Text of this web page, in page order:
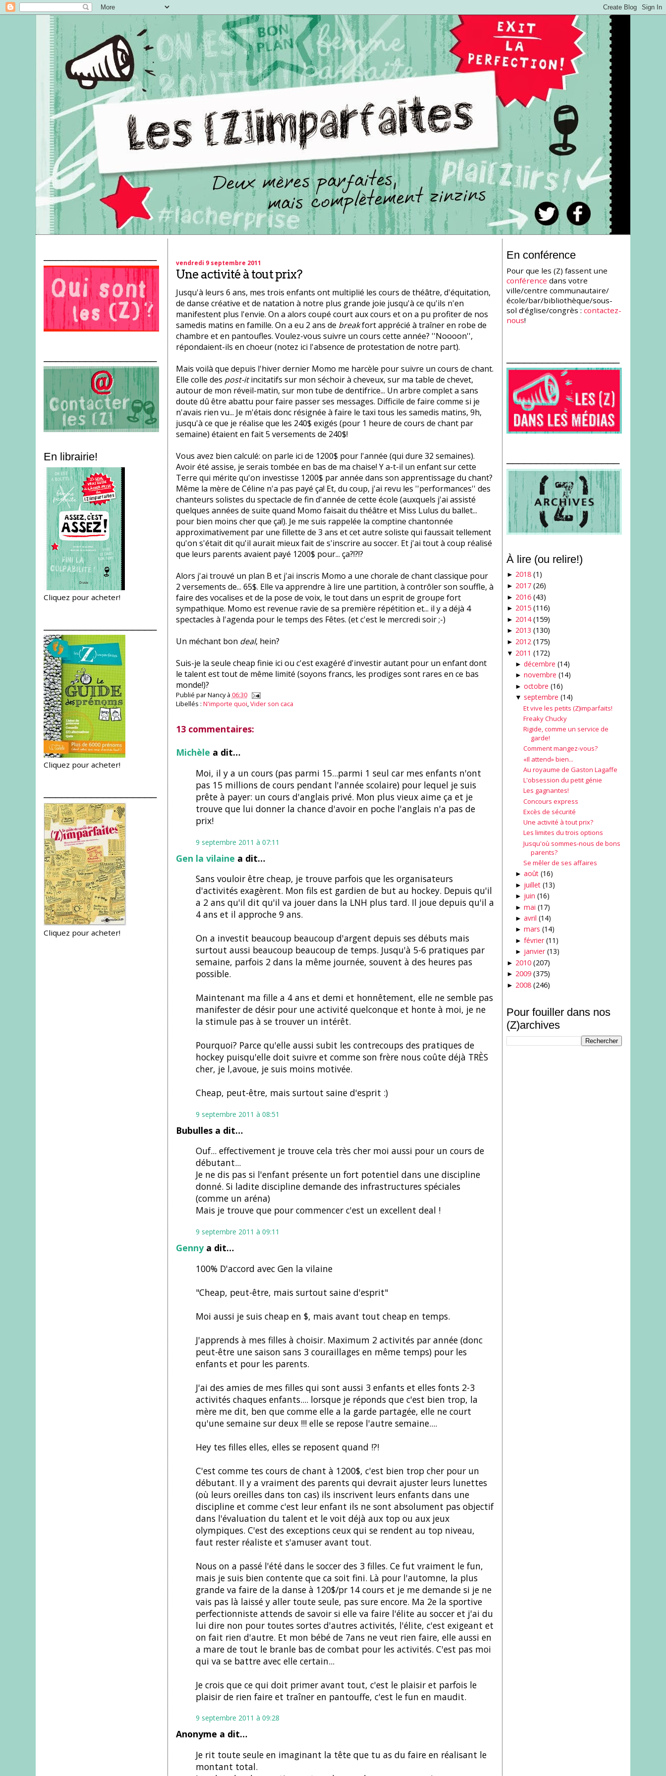
En librairie!
Cliquez pour acheter!
Cliquez pour acheter!
Cliquez pour acheter!
vendredi 9 septembre 2011
Une activité à tout prix?
Jusqu'à leurs 6 ans, mes trois enfants ont multiplié les cours de théâtre, d'équitation,
de danse créative et de natation à notre plus grande joie jusqu'à ce qu'ils n'en
manifestent plus l'envie. On a alors coupé court aux cours et on a pu profiter de nos
samedis matins en famille. On a eu 2 ans de breakfort apprécié à traîner en robe de
chambre et en pantoufles. Voulez-vous suivre un cours cette année? ''Noooon'',
répondaient-ils en choeur (notez ici l'absence de protestation de notre part).
Mais voilà que depuis l'hiver dernier Momo me harcèle pour suivre un cours de chant.
Elle colle des post-itincitatifs sur mon séchoir à cheveux, sur ma table de chevet,
autour de mon réveil-matin, sur mon tube de dentifrice... Un arbre complet a sans
doute dû être abattu pour faire passer ses messages. Difficile de faire comme si je
n'avais rien vu... Je m'étais donc résignée à faire le taxi tous les samedis matins, 9h,
jusqu'à ce que je réalise que les 240$ exigés (pour 1 heure de cours de chant par
semaine) étaient en fait 5 versements de 240$!
Vous avez bien calculé: on parle ici de 1200$ pour l'année (qui dure 32 semaines).
Avoir été assise, je serais tombée en bas de ma chaise! Y a-t-il un enfant sur cette
Terre qui mérite qu'on investisse 1200$ par année dans son apprentissage du chant?
Même la mère de Céline n'a pas payé ça! Et, du coup, j'ai revu les ''performances'' des
chanteurs solistes du spectacle de fin d'année de cette école (auxquels j'ai assisté
quelques années de suite quand Momo faisait du théâtre et Miss Lulus du ballet...
pour bien moins cher que ça!). Je me suis rappelée la comptine chantonnée
approximativement par une fillette de 3 ans et cet autre soliste qui faussait tellement
qu'on s'était dit qu'il aurait mieux fait de s'inscrire au soccer. Et j'ai tout à coup réalisé
que leurs parents avaient payé 1200$ pour... ça?!?!?
Alors j'ai trouvé un plan B et j'ai inscris Momo a une chorale de chant classique pour
2 versements de... 65$. Elle va apprendre à lire une partition, à contrôler son souffle, à
faire des vocalises et de la pose de voix, le tout dans un esprit de groupe fort
sympathique. Momo est revenue ravie de sa première répétition et... il y a déjà 4
spectacles à l'agenda pour le temps des Fêtes. (et c'est le mercredi soir ;-)
Un méchant bon deal, hein?
Suis-je la seule cheap finie ici ou c'est exagéré d'investir autant pour un enfant dont
le talent est tout de même limité (soyons francs, les prodiges sont rares en ce bas
monde!)?
Publié parNancy à 06:30
Libellés : N'importe quoi,Vider son caca
13 commentaires:
Michèle a dit…
Moi, il y a un cours (pas parmi 15...parmi 1 seul car mes enfants n'ont
pas 15 millions de cours pendant l'année scolaire) pour lequel je suis
prête à payer: un cours d'anglais privé. Mon plus vieux aime ça et je
trouve que lui donner la chance d'avoir en poche l'anglais n'a pas de
prix!
9 septembre 2011 à 07:11
Gen la vilaine a dit…
Sans vouloir être cheap, je trouve parfois que les organisateurs
d'activités exagèrent. Mon fils est gardien de but au hockey. Depuis qu'il
a 2 ans qu'il dit qu'il va jouer dans la LNH plus tard. Il joue depuis qu'il a
4 ans et il approche 9 ans.
On a investit beaucoup beaucoup d'argent depuis ses débuts mais
surtout aussi beaucoup beaucoup de temps. Jusqu'à 5-6 pratiques par
semaine, parfois 2 dans la même journée, souvent à des heures pas
possible.
Maintenant ma fille a 4 ans et demi et honnêtement, elle ne semble pas
manifester de désir pour une activité quelconque et honte à moi, je ne
la stimule pas à se trouver un intérêt.
Pourquoi? Parce qu'elle aussi subit les contrecoups des pratiques de
hockey puisqu'elle doit suivre et comme son frère nous coûte déjà TRÈS
cher, je l,avoue, je suis moins motivée.
Cheap, peut-être, mais surtout saine d'esprit :)
9 septembre 2011 à 08:51
Bubulles a dit…
Ouf... effectivement je trouve cela très cher moi aussi pour un cours de
débutant...
Je ne dis pas si l'enfant présente un fort potentiel dans une discipline
donné. Si ladite discipline demande des infrastructures spéciales
(comme un aréna)
Mais je trouve que pour commencer c'est un excellent deal !
9 septembre 2011 à 09:11
Gennya dit…
100% D'accord avec Gen la vilaine
"Cheap, peut-être, mais surtout saine d'esprit"
Moi aussi je suis cheap en $, mais avant tout cheap en temps.
J'apprends à mes filles à choisir. Maximum 2 activités par année (donc
peut-être une saison sans 3 couraillages en même temps) pour les
enfants et pour les parents.
J'ai des amies de mes filles qui sont aussi 3 enfants et elles fonts 2-3
activités chaques enfants.... lorsque je réponds que c'est bien trop, la
mère me dit, ben que comme elle a la garde partagée, elle ne court
qu'une semaine sur deux !!! elle se repose l'autre semaine....
Hey tes filles elles, elles se reposent quand !?!
C'est comme tes cours de chant à 1200$, c'est bien trop cher pour un
débutant. Il y a vraiment des parents qui devrait ajuster leurs lunettes
(où leurs oreilles dans ton cas) ils inscrivent leurs enfants dans une
discipline et comme c'est leur enfant ils ne sont absolument pas objectif
dans l'évaluation du talent et le voit déjà aux top ou aux jeux
olympiques. C'est des exceptions ceux qui se rendent au top niveau,
faut rester réaliste et s'amuser avant tout.
Nous on a passé l'été dans le soccer des 3 filles. Ce fut vraiment le fun,
mais je suis bien contente que ca soit fini. Là pour l'automne, la plus
grande va faire de la danse à 120$/pr 14 cours et je me demande si je ne
vais pas là laissé y aller toute seule, pas sure encore. Ma 2e la sportive
perfectionniste attends de savoir si elle va faire l'élite au soccer et j'ai du
lui dire non pour toutes sortes d'autres activités, l'élite, c'est exigeant et
on fait rien d'autre. Et mon bébé de 7ans ne veut rien faire, elle aussi en
a mare de tout le branle bas de combat pour les activités. C'est pas moi
qui va se battre avec elle certain...
Je crois que ce qui doit primer avant tout, c'est le plaisir et parfois le
plaisir de rien faire et traîner en pantouffe, c'est le fun en maudit.
9 septembre 2011 à 09:28
Anonyme a dit…
Je rit toute seule en imaginant la tête que tu as du faire en réalisant le
montant total.
En conférence
Pour que les (Z) fassent une
conférence dans votre
ville/centre communautaire/
école/bar/bibliothèque/sous-
sol d’église/congrès :contactez-
nous!
À lire (ou relire!)
► 2018 (1)
► 2017 (26)
► 2016 (43)
► 2015 (116)
► 2014 (159)
► 2013 (130)
► 2012 (175)
▼ 2011 (172)
► décembre (14)
► novembre (14)
► octobre (16)
▼ septembre (14)
Et vive les petits (Z)imparfaits!
Freaky Chucky
Rigide, comme un service de
garde!
Comment mangez-vous?
«Il attend» bien...
Au royaume de Gaston Lagaffe
L'obsession du petit génie
Les gagnantes!
Concours express
Excès de sécurité
Une activité à tout prix?
Les limites du trois options
Jusqu'où sommes-nous de bons
parents?
Se mêler de ses affaires
► août (16)
► juillet (13)
► juin (16)
► mai (17)
► avril (14)
► mars (14)
► février (11)
► janvier (13)
► 2010 (207)
► 2009 (375)
► 2008 (246)
Pour fouiller dans nos
(Z)archives